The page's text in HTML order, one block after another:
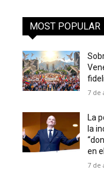
MOST POPULAR
7 de
La
la
en
7 de